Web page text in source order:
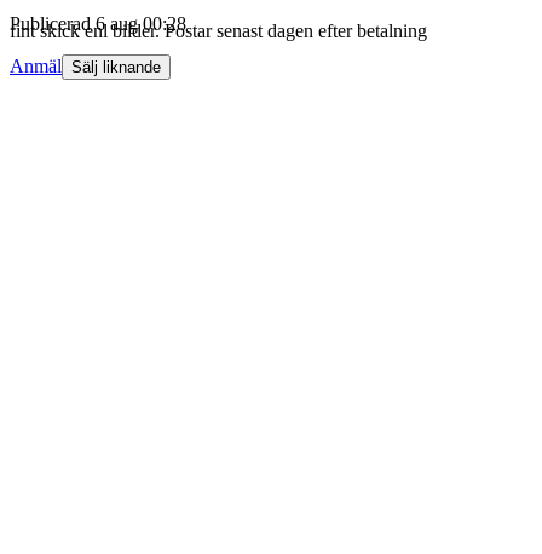
fint skick enl bilder. Postar senast dagen efter betalning
Publicerad 6 aug 00:28
Anmäl Sälj liknande